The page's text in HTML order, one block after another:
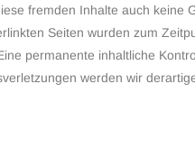
fremden Inhalte auch keine
Seiten wurden zum
permanente inhaltliche
werden wir